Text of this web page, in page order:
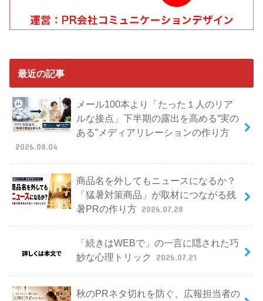
最近の記事
メール100本より「たった１人のリア
ルな接点」下半期の露出を高める“実の
ある”メディアリレーションの作り方
2026.08.04
商品名を外してもニュースになるか？
「猛暑対策商品」が取材につながる残
暑PRの作り方 2026.07.28
「続きはWEBで」の一言に隠された巧
妙な心理トリック
2026.07.21
秋のPRネタ切れを防ぐ、広報担当者の